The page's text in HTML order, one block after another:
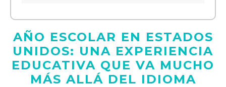
AÑO ESCOLAR EN ESTADOS
UNIDOS: UNA EXPERIENCIA
EDUCATIVA QUE VA MUCHO
MÁS ALLÁ DEL IDIOMA